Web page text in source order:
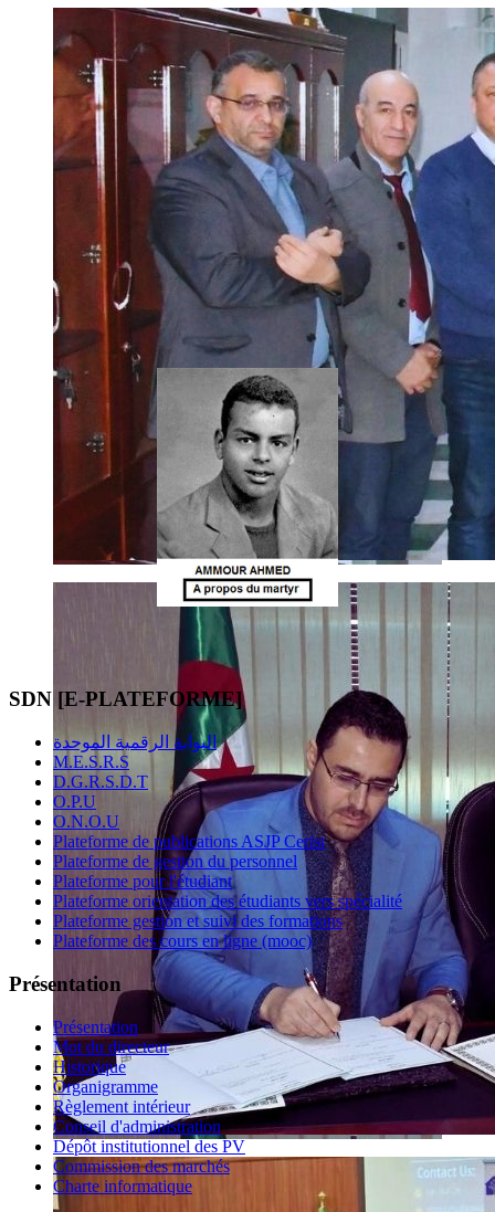
SDN [E-PLATEFORME]
البوابة الرقمية الموحدة
M.E.S.R.S
D.G.R.S.D.T
O.P.U
O.N.O.U
Plateforme de publications ASJP Cerist
Plateforme de gestion du personnel
Plateforme pour l'étudiant
Plateforme orientation des étudiants vers spécialité
Plateforme gestion et suivi des formations
Plateforme des cours en ligne (mooc)
Présentation
Présentation
Mot du directeur
Historique
Organigramme
Règlement intérieur
Conseil d'administration
Dépôt institutionnel des PV
Commission des marchés
Charte informatique